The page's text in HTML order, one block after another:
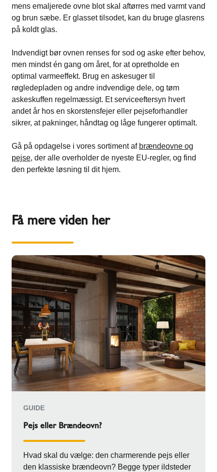
mens emaljerede ovne blot skal aftørres med varmt vand
og brun sæbe. Er glasset tilsodet, kan du bruge glasrens
på koldt glas.
Indvendigt bør ovnen renses for sod og aske efter behov,
men mindst én gang om året, for at opretholde en
optimal varmeeffekt. Brug en askesuger til
røgledepladen og andre indvendige dele, og tøm
askeskuffen regelmæssigt. Et serviceeftersyn hvert
andet år hos en skorstensfejer eller pejseforhandler
sikrer, at pakninger, håndtag og låge fungerer optimalt.
Gå på opdagelse i vores sortiment af brændeovne og
pejse, der alle overholder de nyeste EU-regler, og find
den perfekte løsning til dit hjem.
Få mere viden her
GUIDE
Pejs eller Brændeovn?
Hvad skal du vælge: den charmerende pejs eller
den klassiske brændeovn? Begge typer ildsteder